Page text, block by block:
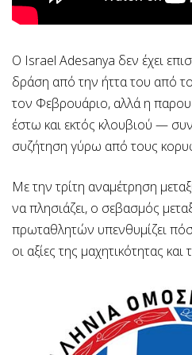
Ο Israel Adesanya δεν έχει
δράση από την ήττα του από
τον Φεβρουάριο, αλλά η
έστω και εκτός κλουβιού —
συζήτηση γύρω από τους
Με την τρίτη αναμέτρηση
να πλησιάζει, ο σεβασμός
πρωταθλητών υπενθυμίζει
οι αξίες της μαχητικότητας